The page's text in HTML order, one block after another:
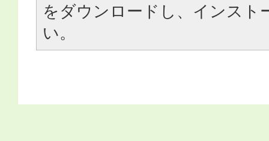
をダウンロードし、インスト
い。